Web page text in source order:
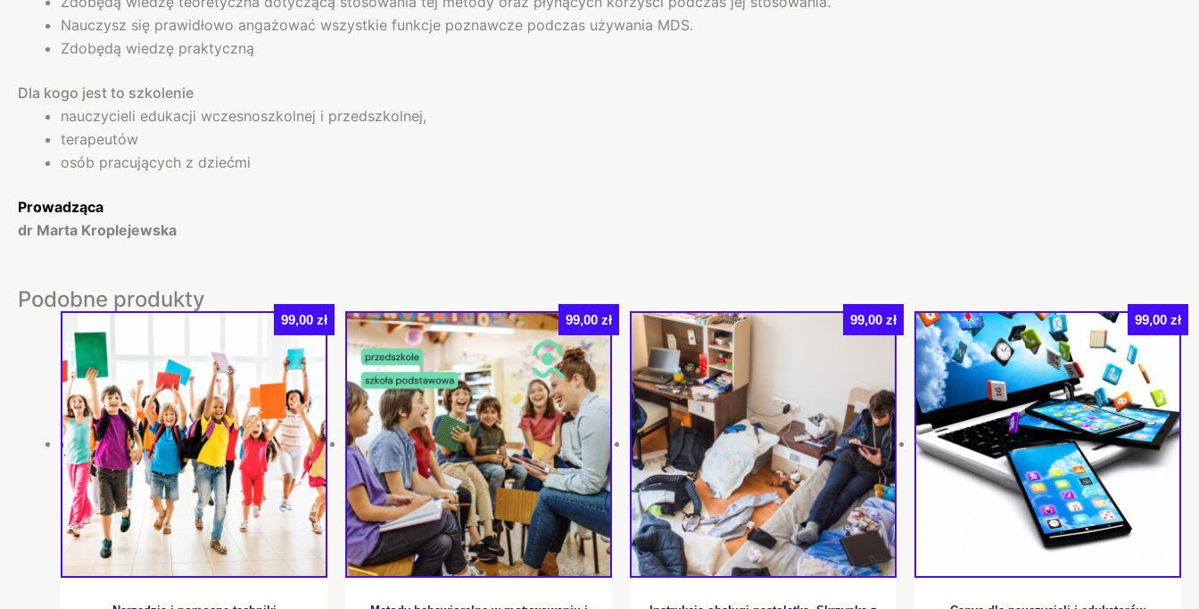
Nauczysz się prawidłowo angażować wszystkie funkcje poznawcze podczas używania MDS.
Zdobędą wiedzę praktyczną
Dla kogo jest to szkolenie
nauczycieli edukacji wczesnoszkolnej i przedszkolnej,
terapeutów
osób pracujących z dziećmi
Prowadząca
dr Marta Kroplejewska
Podobne produkty
99,00 zł 99,00 zł 99,00 zł 99,00 zł